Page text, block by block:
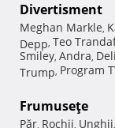
Divertisment
Meghan Markle,
Depp, Teo
Smiley, Andra,
Trump, Program
Frumuseţe
Păr, Rochii, Unghii,